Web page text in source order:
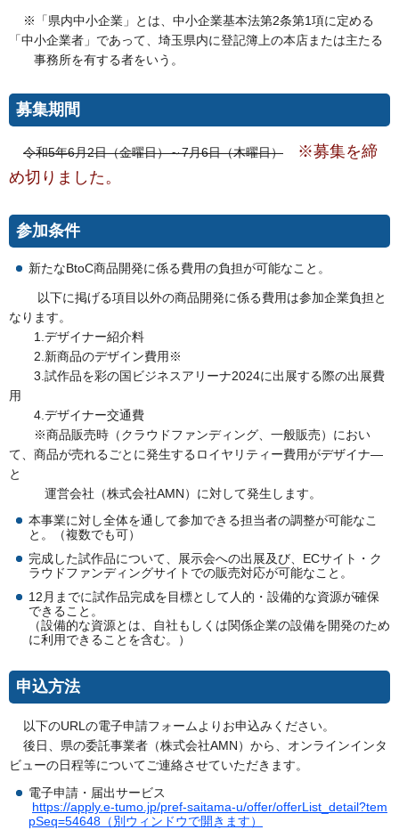
※「県内中小企業」とは、中小企業基本法第2条第1項に定める
「中小企業者」であって、埼玉県内に登記簿上の本店または主たる
事務所を有する者をいう。
募集期間
令和5年6月2日（金曜日）～7月6日（木曜日）
※募集を締
め切りました。
参加条件
新たなBtoC商品開発に係る費用の負担が可能なこと。
以下に掲げる項目以外の商品開発に係る費用は参加企業負担と
なります。
1.デザイナー紹介料
2.新商品のデザイン費用※
3.試作品を彩の国ビジネスアリーナ2024に出展する際の出展費
用
4.デザイナー交通費
※商品販売時（クラウドファンディング、一般販売）におい
て、商品が売れるごとに発生するロイヤリティー費用がデザイナ―
と
運営会社（株式会社AMN）に対して発生します。
本事業に対し全体を通して参加できる担当者の調整が可能なこ
と。（複数でも可）
完成した試作品について、展示会への出展及び、ECサイト・ク
ラウドファンディングサイトでの販売対応が可能なこと。
12月までに試作品完成を目標として人的・設備的な資源が確保
できること。
（設備的な資源とは、自社もしくは関係企業の設備を開発のため
に利用できることを含む。）
申込方法
以下のURLの電子申請フォームよりお申込みください。
後日、県の委託事業者（株式会社AMN）から、オンラインインタ
ビューの日程等についてご連絡させていただきます。
電子申請・届出サービス
https://apply.e-tumo.jp/pref-saitama-u/offer/offerList_detail?tem
pSeq=54648（別ウィンドウで開きます）